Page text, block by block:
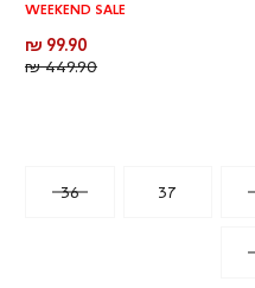
WEEKEND SALE
מחיר
מוצר
99.90 ₪
449.90 ₪
36 37